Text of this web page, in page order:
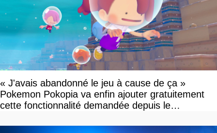
« J'avais abandonné le jeu à cause de ça »
Pokemon Pokopia va enfin ajouter gratuitement
cette fonctionnalité demandée depuis le